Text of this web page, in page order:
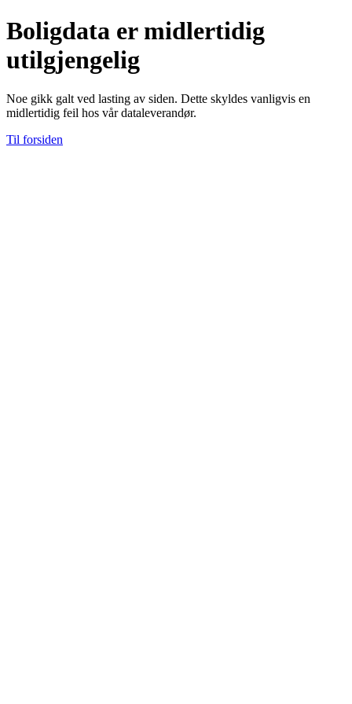
Boligdata er midlertidig
utilgjengelig
Noe gikk galt ved lasting av siden. Dette skyldes vanligvis en
midlertidig feil hos vår dataleverandør.
Til forsiden